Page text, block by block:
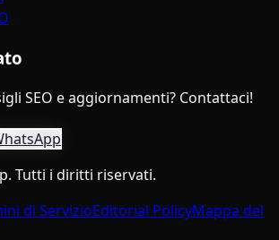
SEO e aggiornamenti? Contattaci!
Tutti i diritti riservati.
di ServizioEditorial PolicyMappa del